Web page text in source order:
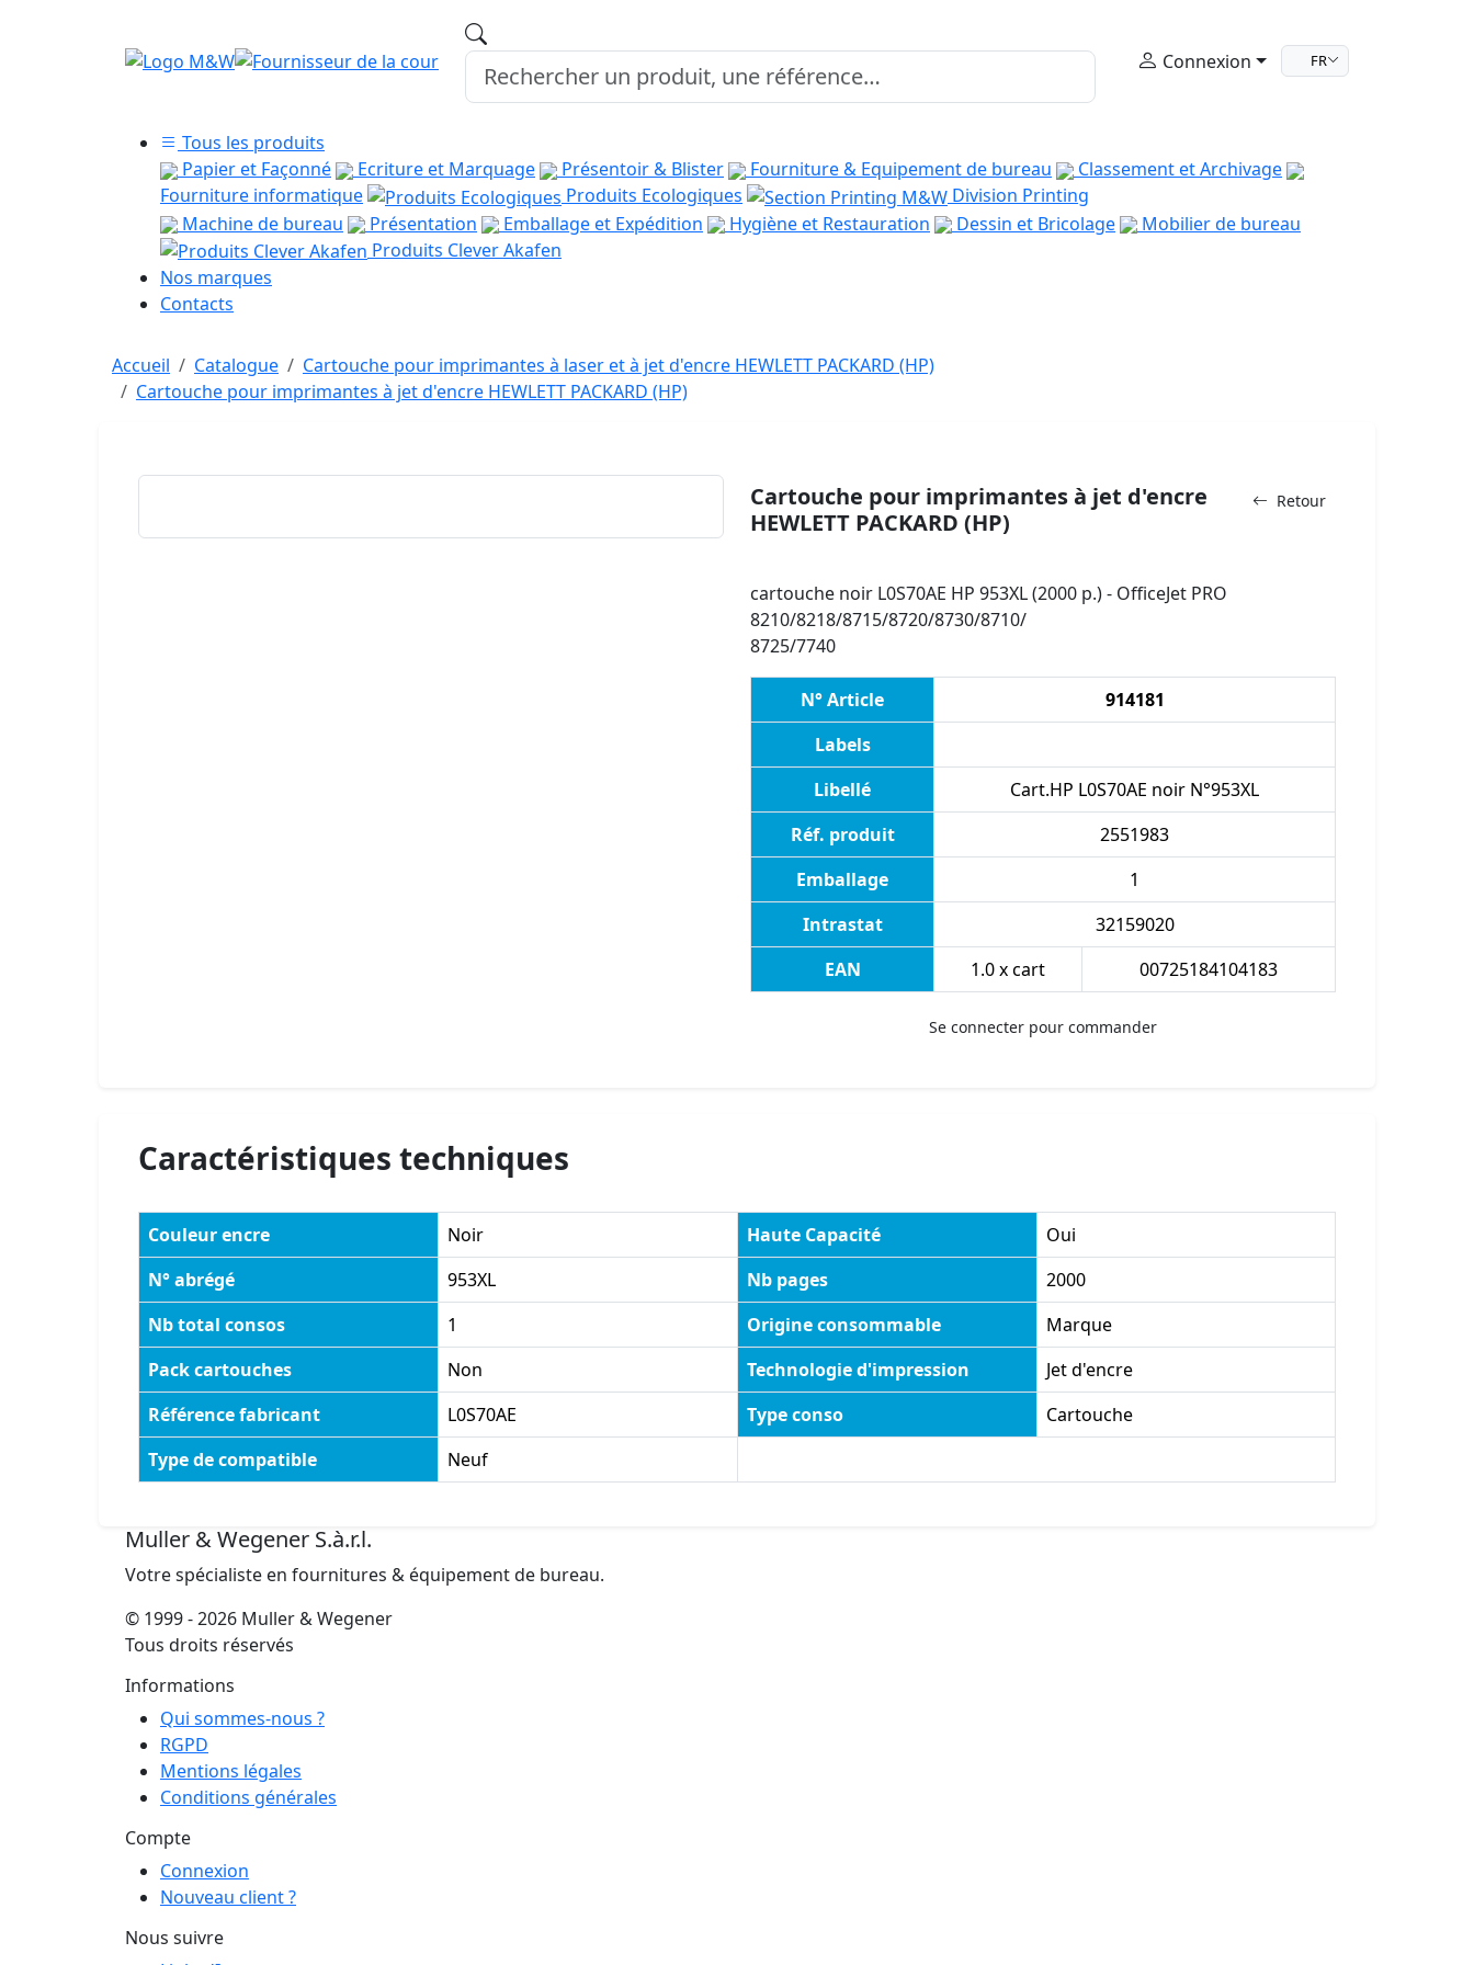
Connexion FR
Tous les produits
Papier et Façonné
Ecriture et Marquage Présentoir & Blister Fourniture & Equipement de bureau
Classement et Archivage
Fourniture informatique
Produits Ecologiques
Division Printing
Machine de bureau
Présentation Emballage et Expédition Hygiène et Restauration Dessin et Bricolage
Mobilier de bureau
Produits Clever Akafen
Nos marques
Contacts
Accueil Catalogue
Cartouche pour imprimantes à laser et à jet d'encre HEWLETT PACKARD (HP)
Cartouche pour imprimantes à jet d'encre HEWLETT PACKARD (HP)
Retour
Cartouche pour imprimantes à jet d'encre
HEWLETT PACKARD (HP)
cartouche noir L0S70AE HP 953XL (2000 p.) - OfficeJet PRO
8210/8218/8715/8720/8730/8710/
8725/7740
N° Article
914181
Labels
Libellé
Cart.HP L0S70AE noir N°953XL
Réf. produit
2551983
Emballage
1
Intrastat
32159020
EAN
1.0 x cart 00725184104183
Se connecter pour commander
Caractéristiques techniques
Couleur encre Noir Haute Capacité
Oui
N° abrégé
953XL Nb pages
2000
Nb total consos
1 Origine consommable
Marque
Pack cartouches
Non Technologie d'impression
Jet d'encre
Référence fabricant
L0S70AE Type conso
Cartouche
Type de compatible
Neuf
Muller & Wegener S.à.r.l.
Votre spécialiste en fournitures & équipement de bureau.
© 1999 - 2026 Muller & Wegener
Tous droits réservés
Informations
Qui sommes-nous ?
RGPD
Mentions légales
Conditions générales
Compte
Connexion
Nouveau client ?
Nous suivre